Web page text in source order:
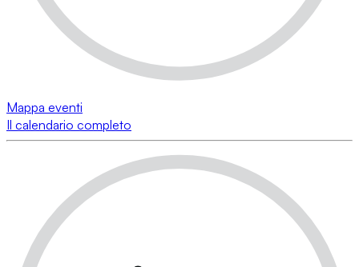
Mappa eventi
Il calendario completo